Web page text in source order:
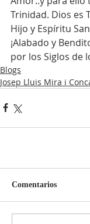
Trinidad. Dios es
Hijo y Espíritu
¡Alabado y
por los Siglos de
Blogs
Josep Lluis Mira i
Comentarios